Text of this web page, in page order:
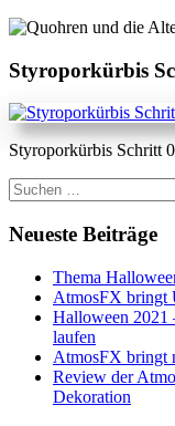
Styroporkürbis
Styroporkürbis Schritt
Suche
nach:
Neueste Beiträge
Thema
AtmosFX bringt
Halloween 2021
laufen
AtmosFX bringt
Review der
Dekoration